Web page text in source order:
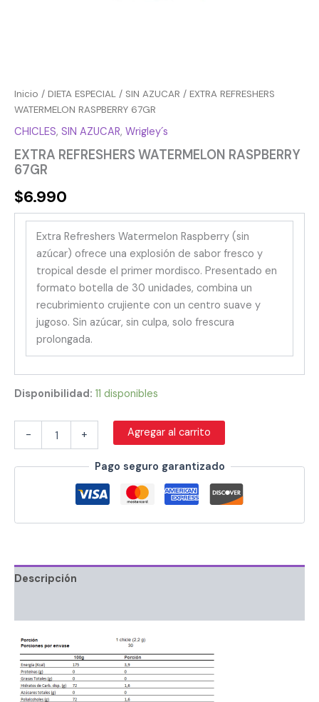
Inicio / DIETA ESPECIAL / SIN AZUCAR / EXTRA REFRESHERS
WATERMELON RASPBERRY 67GR
CHICLES, SIN AZUCAR, Wrigley´s
EXTRA REFRESHERS WATERMELON RASPBERRY
67GR
$6.990
Extra Refreshers Watermelon Raspberry (sin
azúcar) ofrece una explosión de sabor fresco y
tropical desde el primer mordisco. Presentado en
formato botella de 30 unidades, combina un
recubrimiento crujiente con un centro suave y
jugoso. Sin azúcar, sin culpa, solo frescura
prolongada.
Disponibilidad: 11 disponibles
- + Agregar al carrito
Pago seguro garantizado
Descripción